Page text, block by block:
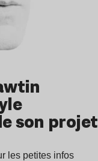
son projet
les petites infos